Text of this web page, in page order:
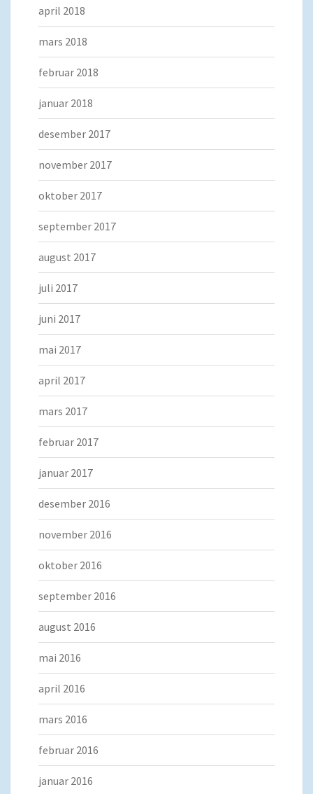
april 2018
mars 2018
februar 2018
januar 2018
desember 2017
november 2017
oktober 2017
september 2017
august 2017
juli 2017
juni 2017
mai 2017
april 2017
mars 2017
februar 2017
januar 2017
desember 2016
november 2016
oktober 2016
september 2016
august 2016
mai 2016
april 2016
mars 2016
februar 2016
januar 2016